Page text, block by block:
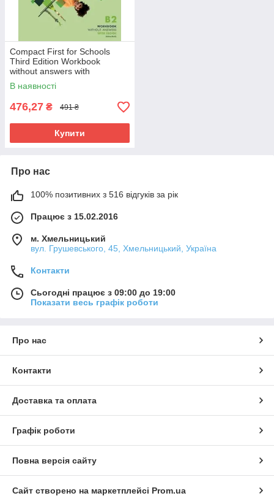
Compact First for Schools
Third Edition Workbook
without answers with
Downloadable Audio /
Рабочая тетрадь
В наявності
476,27 ₴ 491 ₴
Купити
Про нас
100% позитивних з 516 відгуків за рік
Працює з 15.02.2016
м. Хмельницький
вул. Грушевського, 45, Хмельницький, Україна
Контакти
Сьогодні працює з 09:00 до 19:00
Показати весь графік роботи
Про нас
Контакти
Доставка та оплата
Графік роботи
Повна версія сайту
Сайт створено на маркетплейсі Prom.ua